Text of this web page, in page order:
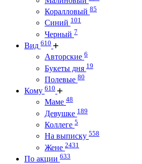
Коралловый 85
Синий 101
Черный 7
Вид 610
Авторские 6
Букеты дня 19
Полевые 80
Кому 610
Маме 48
Девушке 189
Коллеге 5
На выписку 558
Жене 2431
По акции 633